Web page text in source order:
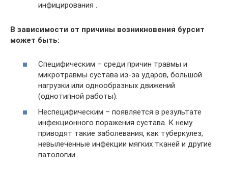
инфицирования .
В зависимости от причины возникновения бурсит
может быть:
Специфическим – среди причин травмы и
микротравмы сустава из-за ударов, большой
нагрузки или однообразных движений
(однотипной работы).
Неспецифическим – появляется в результате
инфекционного поражения сустава. К нему
приводят такие заболевания, как туберкулез,
невылеченные инфекции мягких тканей и другие
патологии.